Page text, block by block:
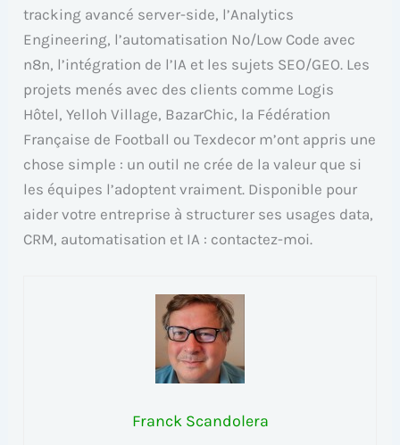
tracking avancé server-side, l’Analytics
Engineering, l’automatisation No/Low Code avec
n8n, l’intégration de l’IA et les sujets SEO/GEO. Les
projets menés avec des clients comme Logis
Hôtel, Yelloh Village, BazarChic, la Fédération
Française de Football ou Texdecor m’ont appris une
chose simple : un outil ne crée de la valeur que si
les équipes l’adoptent vraiment. Disponible pour
aider votre entreprise à structurer ses usages data,
CRM, automatisation et IA : contactez-moi.
Franck Scandolera